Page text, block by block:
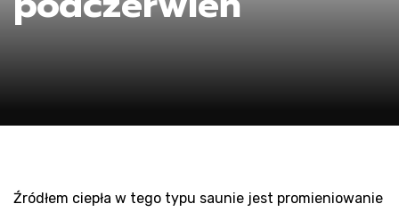
Źródłem ciepła w tego typu saunie jest promieniowanie